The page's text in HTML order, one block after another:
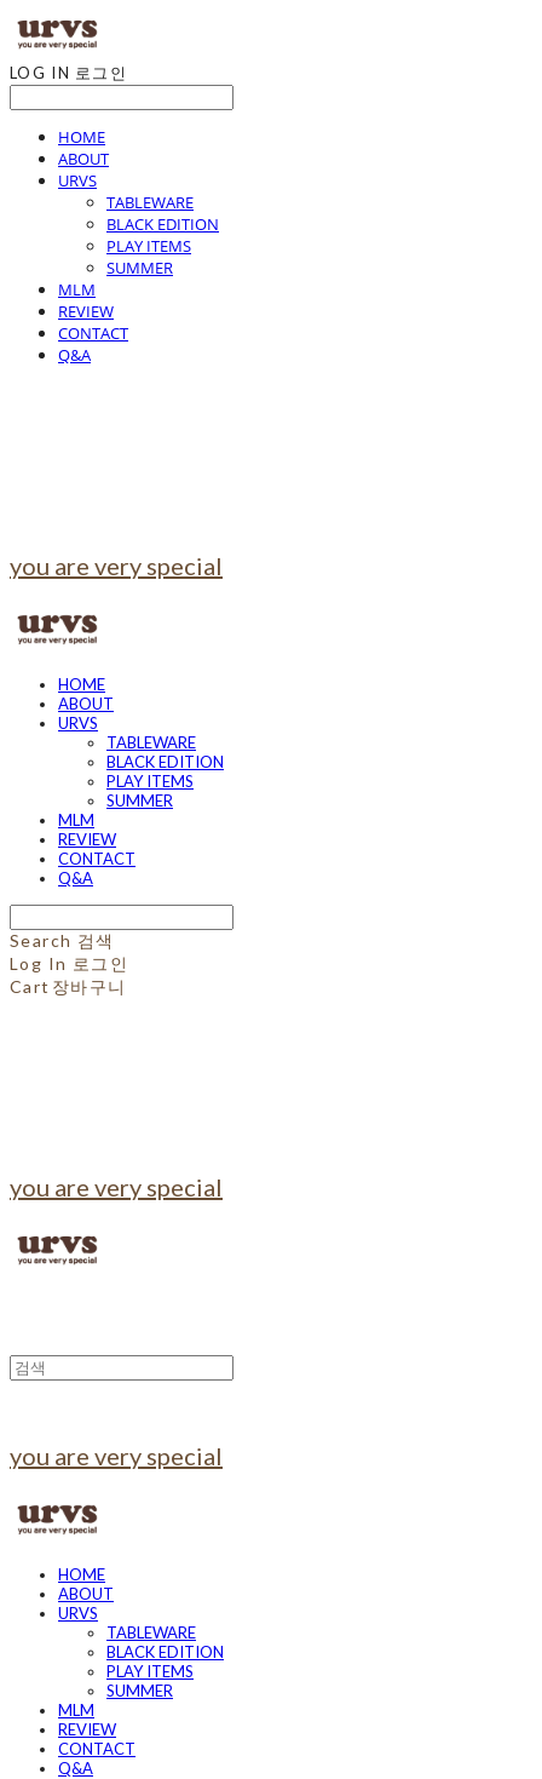
LOG IN 로그인
HOME
ABOUT
URVS
TABLEWARE
BLACK EDITION
PLAY ITEMS
SUMMER
MLM
REVIEW
CONTACT
Q&A
you are very special
HOME
ABOUT
URVS
TABLEWARE
BLACK EDITION
PLAY ITEMS
SUMMER
MLM
REVIEW
CONTACT
Q&A
Search 검색
Log In 로그인
Cart 장바구니
you are very special
you are very special
HOME
ABOUT
URVS
TABLEWARE
BLACK EDITION
PLAY ITEMS
SUMMER
MLM
REVIEW
CONTACT
Q&A